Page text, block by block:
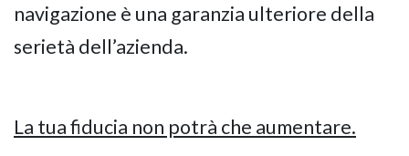
navigazione è una garanzia ulteriore della
serietà dell’azienda.
La tua fiducia non potrà che aumentare.